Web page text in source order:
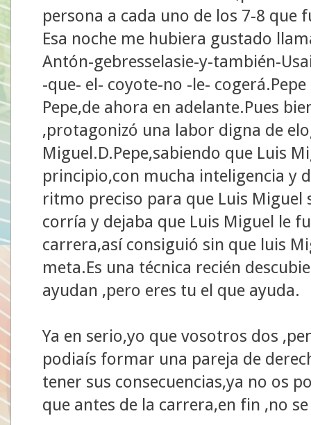
persona a cada uno de los 7-8 que
Esa noche me hubiera gustado
Antón-gebresselasie-y-también-
-que- el- coyote-no -le-
Pepe,de ahora en adelante.Pues
,protagonizó una labor digna de
Miguel.D.Pepe,sabiendo que Luis
principio,con mucha inteligencia y
ritmo preciso para que Luis Miguel
corría y dejaba que Luis Miguel le
carrera,así consiguió sin que luis
meta.Es una técnica recién
ayudan ,pero eres tu el que ayuda.
Ya en serio,yo que vosotros dos
podiaís formar una pareja de
tener sus consecuencias,ya no os
que antes de la carrera,en fin ,no